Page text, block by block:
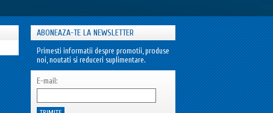
ABONEAZA-TE LA NEWSLETTER
Primesti informatii despre promotii, produse
noi, noutati si reduceri suplimentare.
E-mail: